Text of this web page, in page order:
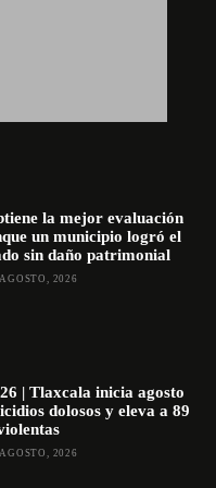
la mejor evaluación
un municipio logró el
sin daño patrimonial
2026
| Tlaxcala inicia agosto
dolosos y eleva a 89
2026